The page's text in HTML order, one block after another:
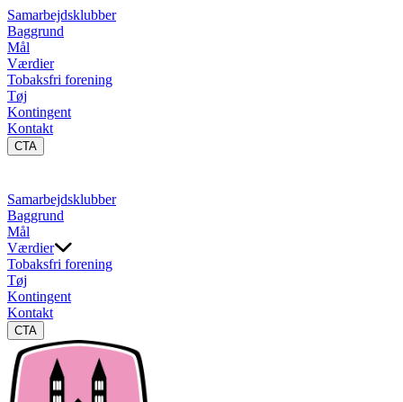
Samarbejdsklubber
Baggrund
Mål
Værdier
Tobaksfri forening
Tøj
Kontingent
Kontakt
CTA
Samarbejdsklubber
Baggrund
Mål
Værdier
Tobaksfri forening
Tøj
Kontingent
Kontakt
CTA